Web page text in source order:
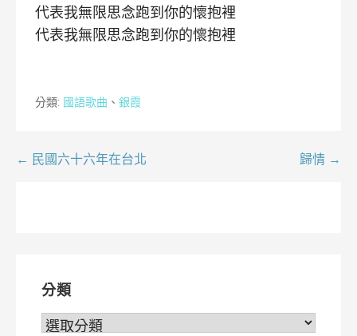
代表我無限思念跑到你的懷抱裡
代表我無限思念跑到你的懷抱裡
分類: 國語歌曲 、 銀霞
文← 民國六十六年在台北 歸情 →
分類
分